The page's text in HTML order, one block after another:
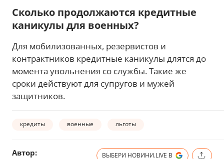
Сколько продолжаются кредитные
каникулы для военных?
Для мобилизованных, резервистов и
контрактников кредитные каникулы длятся до
момента увольнения со службы. Такие же
сроки действуют для супругов и мужей
защитников.
кредиты военные льготы
Автор: ВЫБЕРИ НОВИНИ.LIVE В